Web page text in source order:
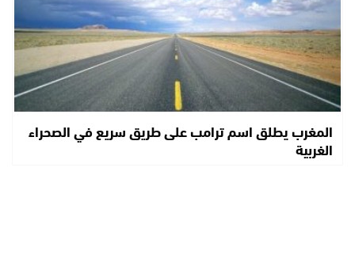
المغرب يطلق اسم ترامب على طريق سريع في الصحراء
الغربية